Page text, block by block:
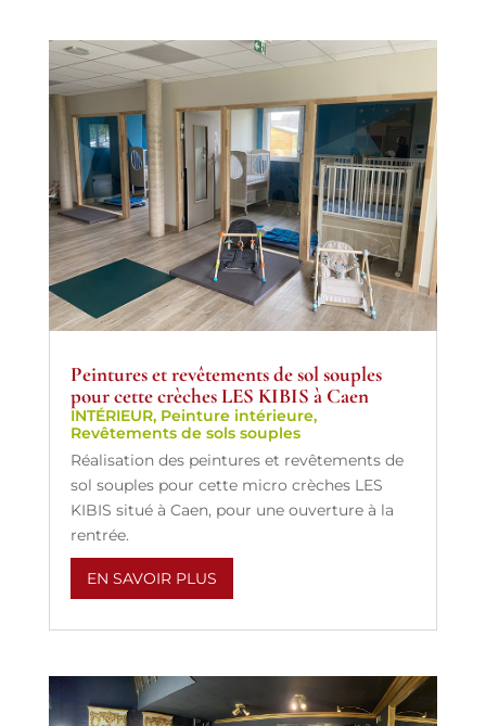
Peintures et revêtements de sol souples
pour cette crèches LES KIBIS à Caen
INTÉRIEUR, Peinture intérieure,
Revêtements de sols souples
Réalisation des peintures et revêtements de
sol souples pour cette micro crèches LES
KIBIS situé à Caen, pour une ouverture à la
rentrée.
EN SAVOIR PLUS